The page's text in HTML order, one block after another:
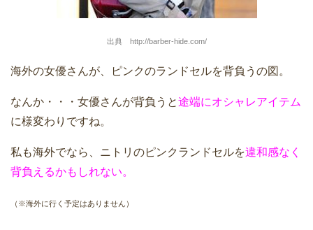
出典 http://barber-hide.com/
海外の女優さんが、ピンクのランドセルを背負うの図。
なんか・・・女優さんが背負うと途端にオシャレアイテム
に様変わりですね。
私も海外でなら、ニトリのピンクランドセルを違和感なく
背負えるかもしれない。
（※海外に行く予定はありません）